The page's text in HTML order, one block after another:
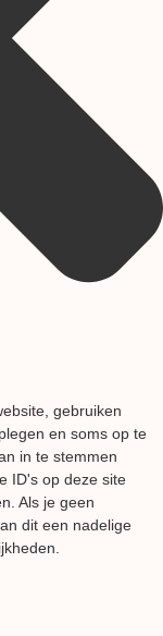
gebruiken
en soms op te
in te stemmen
ID's op deze site
Als je geen
dit een nadelige